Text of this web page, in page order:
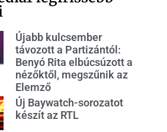
Újabb kulcsember
távozott a Partizántól:
Benyó Rita elbúcsúzott a
nézőktől, megszűnik az
Elemző
Új Baywatch-sorozatot
készít az RTL